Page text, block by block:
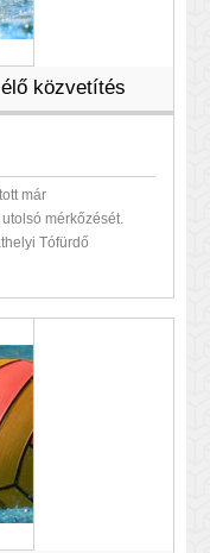
közvetítés
már
mérkőzését.
Tófürdő